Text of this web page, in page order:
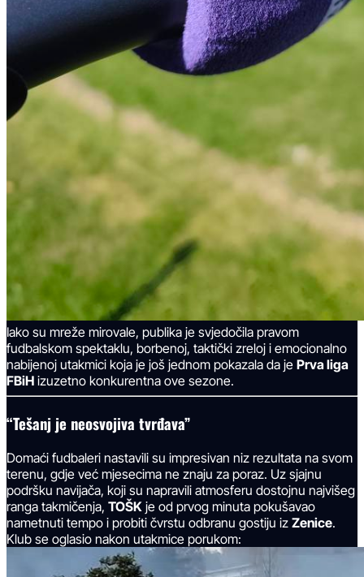
Iako su mreže mirovale, publika je svjedočila pravom
fudbalskom spektaklu, borbenoj, taktički zreloj i emocionalno
nabijenoj utakmici koja je još jednom pokazala da je Prva liga
FBiH izuzetno konkurentna ove sezone.
“Tešanj je neosvojiva tvrđava”
Domaći fudbaleri nastavili su impresivan niz rezultata na svom
terenu, gdje već mjesecima ne znaju za poraz. Uz sjajnu
podršku navijača, koji su napravili atmosferu dostojnu najvišeg
ranga takmičenja, TOŠK je od prvog minuta pokušavao
nametnuti tempo i probiti čvrstu odbranu gostiju iz Zenice.
Klub se oglasio nakon utakmice porukom: